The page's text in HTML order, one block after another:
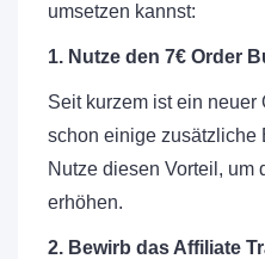
umsetzen kannst:
1. Nutze den 7€ Order
Seit kurzem ist ein neuer
schon einige zusätzliche
Nutze diesen Vorteil, um
erhöhen.
2. Bewirb das Affiliate